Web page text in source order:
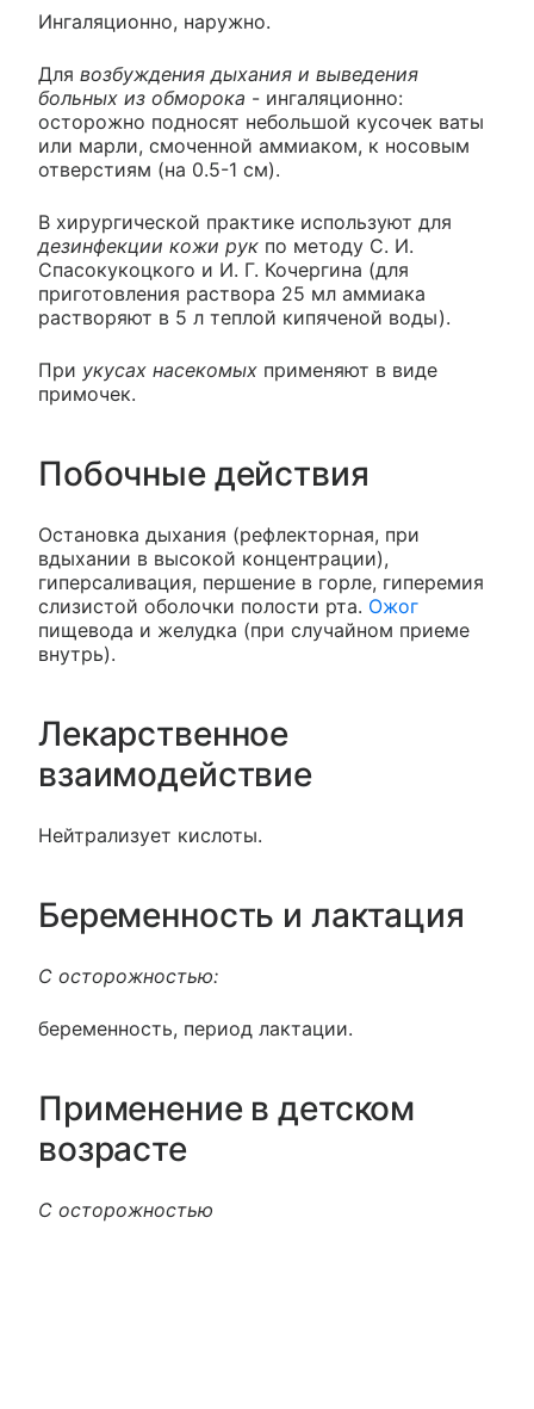
Ингаляционно, наружно.
Для возбуждения дыхания и выведения
больных из обморока - ингаляционно:
осторожно подносят небольшой кусочек ваты
или марли, смоченной аммиаком, к носовым
отверстиям (на 0.5-1 см).
В хирургической практике используют для
дезинфекции кожи рук по методу С. И.
Спасокукоцкого и И. Г. Кочергина (для
приготовления раствора 25 мл аммиака
растворяют в 5 л теплой кипяченой воды).
При укусах насекомых применяют в виде
примочек.
Побочные действия
Остановка дыхания (рефлекторная, при
вдыхании в высокой концентрации),
гиперсаливация, першение в горле, гиперемия
слизистой оболочки полости рта. Ожог
пищевода и желудка (при случайном приеме
внутрь).
Лекарственное
взаимодействие
Нейтрализует кислоты.
Беременность и лактация
С осторожностью:
беременность, период лактации.
Применение в детском
возрасте
С осторожностью